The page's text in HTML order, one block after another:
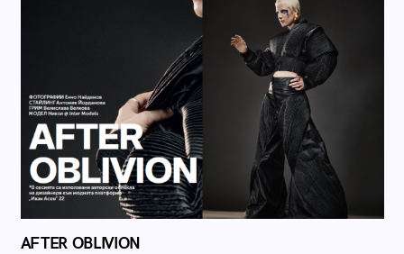
AFTER OBLIVION